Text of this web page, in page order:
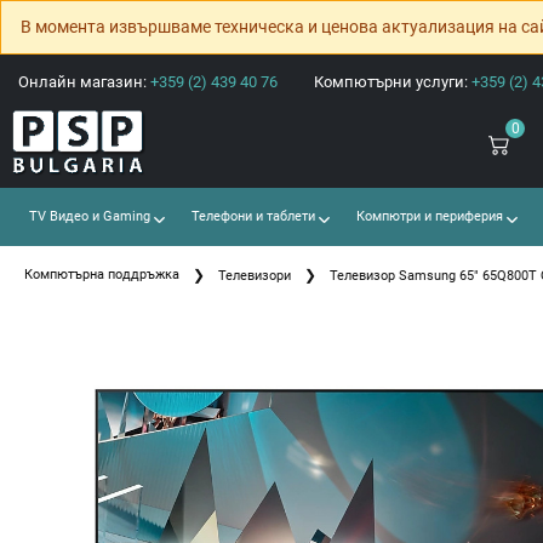
В момента извършваме техническа и ценова актуализация на
Онлайн магазин: +359 (2) 439 40 76 Компютърни услуги: +359 (2)
0
TV Видео и Gaming Телефони и таблети Компютри и периферия
Компютърна поддръжка Телевизори Телевизор Samsung 65" 65Q800T